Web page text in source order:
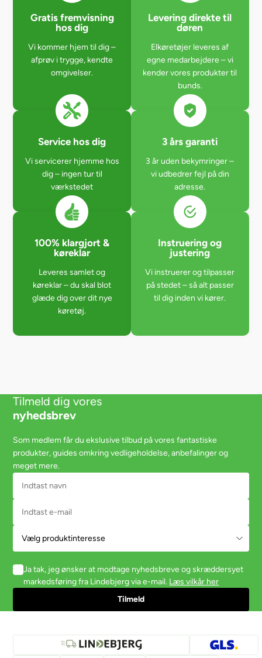
Gratis fremvisning
hos dig
Vi kommer hjem til dig –
afprøv i trygge, kendte
omgivelser.
Levering direkte til
døren
Elkøretøjer leveres af
egne medarbejdere – vi
kender vores produkter til
bunds.
Service hos dig
Vi servicerer hjemme hos
dig – ingen tur til
værkstedet
3 års garanti
3 år uden bekymringer –
vi udbedrer fejl på din
adresse.
100% klargjort &
køreklar
Leveres samlet og
køreklar – du skal blot
glæde dig over dit nye
køretøj.
Instruering og
justering
Vi instruerer og tilpasser
på stedet – så alt passer
til dig inden vi kører.
Tilmeld dig vores
nyhedsbrev
Som medlem får du ekslusive tilbud på vores fantastiske
produkter, guides omkring vedligeholdelse, anbefalinger og
meget mere.
Ja tak, jeg ønsker at modtage nyhedsbreve og skræddersyet
markedsføring fra Lindebjerg via e-mail. Læs vilkår her